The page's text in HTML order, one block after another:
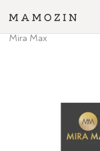
Головна » Магазин
Mira Max